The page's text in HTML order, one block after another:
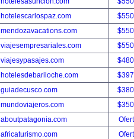
hotelescarlospaz.com
mendozavacations.com
viajesempresariales.com
viajesypasajes.com
hotelesdebariloche.com
guiadecusco.com
mundoviajeros.com
aboutpatagonia.com
africaturismo.com